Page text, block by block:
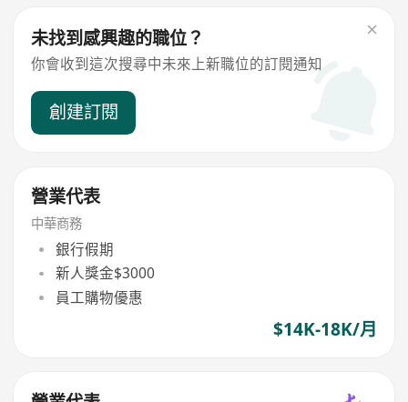
未找到感興趣的職位？
你會收到這次搜尋中未來上新職位的訂閱通知
創建訂閱
營業代表
中華商務
銀行假期
新人獎金$3000
員工購物優惠
$14K-18K/月